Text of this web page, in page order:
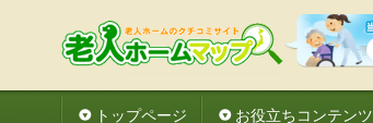
トップページ
お役立ちコンテンツ